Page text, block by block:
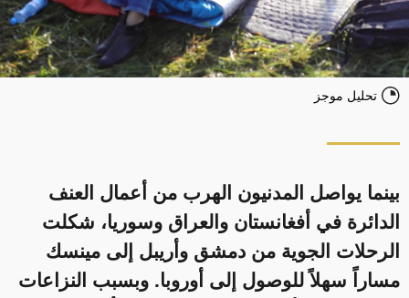
تحليل موجز
بينما يواصل المدنيون الهرب من أعمال العنف
الدائرة في أفغانستان والعراق وسوريا، شكلت
الرحلات الجوية من دمشق وأريبل إلى مينسك
مساراً سهلاً للوصول إلى أوروبا. وبسبب النزاعات